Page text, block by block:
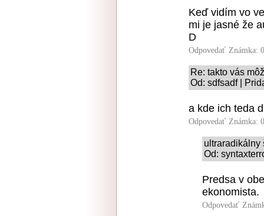
Keď vidím vo
mi je jasné že
D
Odpovedať Známka:
Re: takto vás
Od: sdfsadf |
a kde ich teda
Odpovedať Známka:
ultraradikálny
Od:
Predsa v
ekonomista.
Odpovedať